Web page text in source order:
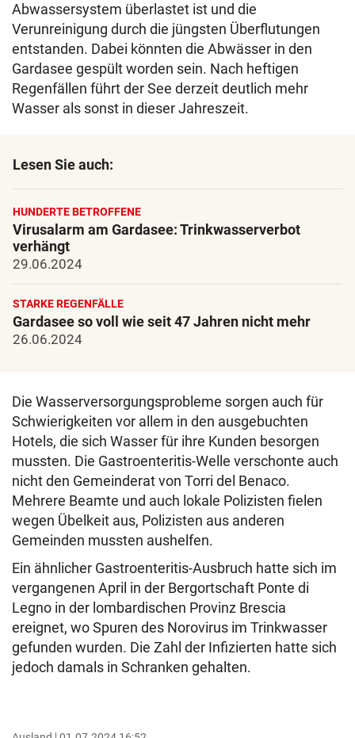
Abwassersystem überlastet ist und die
Verunreinigung durch die jüngsten Überflutungen
entstanden. Dabei könnten die Abwässer in den
Gardasee gespült worden sein. Nach heftigen
Regenfällen führt der See derzeit deutlich mehr
Wasser als sonst in dieser Jahreszeit.
Lesen Sie auch:
HUNDERTE BETROFFENE
Virusalarm am Gardasee: Trinkwasserverbot
verhängt
29.06.2024
STARKE REGENFÄLLE
Gardasee so voll wie seit 47 Jahren nicht mehr
26.06.2024
Die Wasserversorgungsprobleme sorgen auch für
Schwierigkeiten vor allem in den ausgebuchten
Hotels, die sich Wasser für ihre Kunden besorgen
mussten. Die Gastroenteritis-Welle verschonte auch
nicht den Gemeinderat von Torri del Benaco.
Mehrere Beamte und auch lokale Polizisten fielen
wegen Übelkeit aus, Polizisten aus anderen
Gemeinden mussten aushelfen.
Ein ähnlicher Gastroenteritis-Ausbruch hatte sich im
vergangenen April in der Bergortschaft Ponte di
Legno in der lombardischen Provinz Brescia
ereignet, wo Spuren des Norovirus im Trinkwasser
gefunden wurden. Die Zahl der Infizierten hatte sich
jedoch damals in Schranken gehalten.